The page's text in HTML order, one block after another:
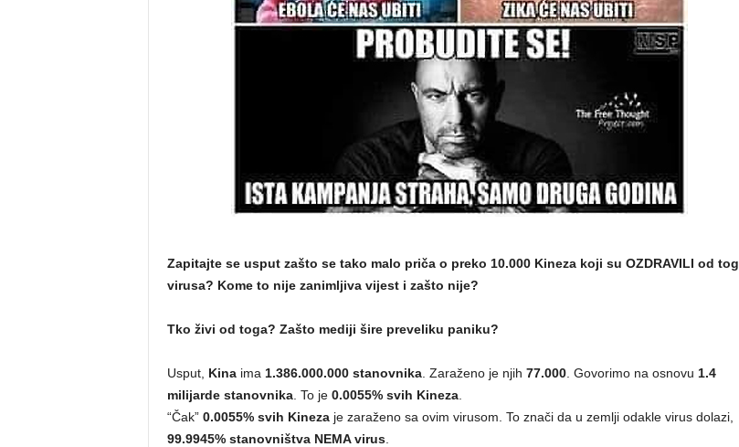
Zapitajte se usput zašto se tako malo priča o preko 10.000 Kineza koji su OZDRAVILI od tog
virusa? Kome to nije zanimljiva vijest i zašto nije?
Tko živi od toga? Zašto mediji šire preveliku paniku?
Usput, Kinaima 1.386.000.000 stanovnika. Zaraženo je njih 77.000. Govorimo na osnovu 1.4
milijarde stanovnika. To je 0.0055% svih Kineza.
“Čak” 0.0055% svih Kinezaje zaraženo sa ovim virusom. To znači da u zemlji odakle virus dolazi,
99.9945% stanovništva NEMA virus.